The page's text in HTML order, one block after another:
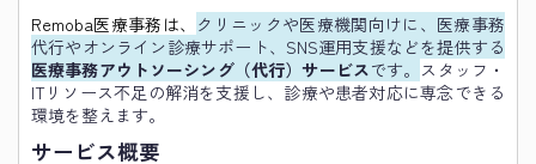
Remoba医療事務は、 クリニックや医療機関向けに、医療事務
代行やオンライン診療サポート、SNS運用支援などを提供する
医療事務アウトソーシング（代行）サービスです。 スタッフ・
ITリソース不足の解消を支援し、診療や患者対応に専念できる
環境を整えます。
サービス概要